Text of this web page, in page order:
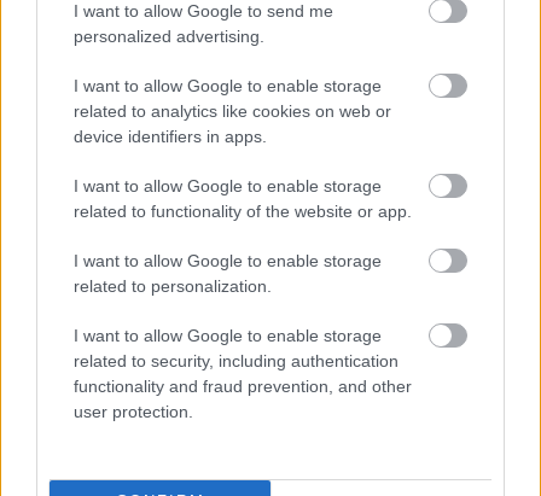
I want to allow Google to send me
personalized advertising.
I want to allow Google to enable storage
related to analytics like cookies on web or
device identifiers in apps.
I want to allow Google to enable storage
related to functionality of the website or app.
I want to allow Google to enable storage
related to personalization.
I want to allow Google to enable storage
related to security, including authentication
functionality and fraud prevention, and other
user protection.
Galambos Lajos,
Horváth Tamás,
Juronics Tamás
vagy Németh Kristóf.
majd a megszokásokkal, amelyben a Szomszédok
színészei, A házasság első látásra feleségei vagy
éppen az Irigy Hónaljmirigy sztárjai játszanak majd
együtt, sok más ismert arc mellett.
A tévénézők ráadásul nemcsak jókedvvel, hanem
akár egy iPhone 16-tal is gazdagodhatnak, ha nézik
az adást és játszanak a TV2 Play felületén.
Megújult Szerencsekerék - június 16-tól minden